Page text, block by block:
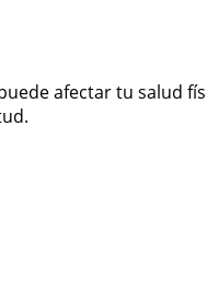
afectar tu salud